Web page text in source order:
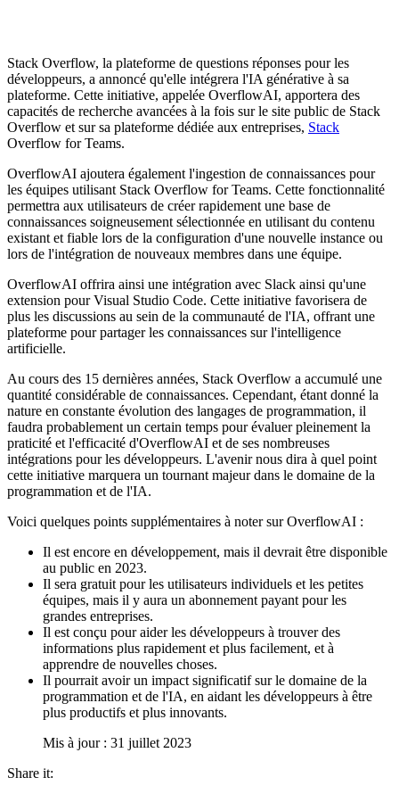
Stack Overflow, la plateforme de questions réponses pour les
développeurs, a annoncé qu'elle intégrera l'IA générative à sa
plateforme. Cette initiative, appelée OverflowAI, apportera des
capacités de recherche avancées à la fois sur le site public de Stack
Overflow et sur sa plateforme dédiée aux entreprises, Stack
Overflow for Teams.
OverflowAI ajoutera également l'ingestion de connaissances pour
les équipes utilisant Stack Overflow for Teams. Cette fonctionnalité
permettra aux utilisateurs de créer rapidement une base de
connaissances soigneusement sélectionnée en utilisant du contenu
existant et fiable lors de la configuration d'une nouvelle instance ou
lors de l'intégration de nouveaux membres dans une équipe.
OverflowAI offrira ainsi une intégration avec Slack ainsi qu'une
extension pour Visual Studio Code. Cette initiative favorisera de
plus les discussions au sein de la communauté de l'IA, offrant une
plateforme pour partager les connaissances sur l'intelligence
artificielle.
Au cours des 15 dernières années, Stack Overflow a accumulé une
quantité considérable de connaissances. Cependant, étant donné la
nature en constante évolution des langages de programmation, il
faudra probablement un certain temps pour évaluer pleinement la
praticité et l'efficacité d'OverflowAI et de ses nombreuses
intégrations pour les développeurs. L'avenir nous dira à quel point
cette initiative marquera un tournant majeur dans le domaine de la
programmation et de l'IA.
Voici quelques points supplémentaires à noter sur OverflowAI :
Il est encore en développement, mais il devrait être disponible
au public en 2023.
Il sera gratuit pour les utilisateurs individuels et les petites
équipes, mais il y aura un abonnement payant pour les
grandes entreprises.
Il est conçu pour aider les développeurs à trouver des
informations plus rapidement et plus facilement, et à
apprendre de nouvelles choses.
Il pourrait avoir un impact significatif sur le domaine de la
programmation et de l'IA, en aidant les développeurs à être
plus productifs et plus innovants.
Mis à jour : 31 juillet 2023
Share it: